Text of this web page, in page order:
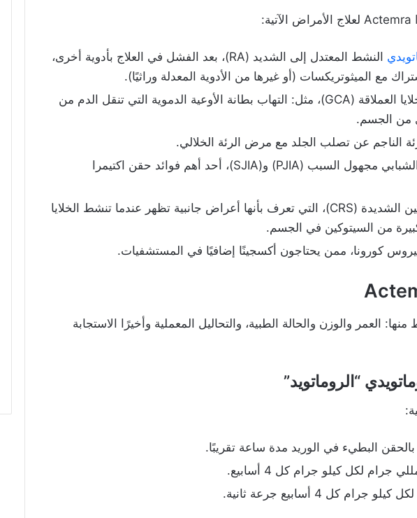
النشط المعتدل إلى الشديد (RA)، بعد الفشل في العلاج بأدوية أخرى،
مع الميثوتريكسات (أو غيرها من الأدوية المعدلة وراثيًا).
التهاب الشرايين ذو الخلايا العملاقة (GCA)، مثل: التهاب بطانة الأوعية الدموية التي تنقل الدم من
من الجسم.
الناجم عن تصلب الجلد مع مرض الرئة الخلالي.
علاج التهاب المفاصل الشبابي مجهول السبب (PJIA) و(SJIA)، أحد أهم فوائد حقن اكتيمرا
متلازمة إطلاق السيتوكين الشديدة (CRS)، التي تعرف بأنها أعراض جانبية تظهر عندما تنشط الخلايا
من السيتوكين في الجسم.
كورونا، ممن يحتاجون أكسجينًا إضافيًا في المستشفيات.
العمر والوزن والحالة الطبية، والتحاليل المعملية وأخيرًا الاستجابة
“الروماتويد”